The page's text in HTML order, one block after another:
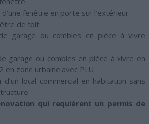
fenêtre en porte sur l’extérieur
de toit
de garage ou combles en pièce à vivre
garage ou combles en pièce à vivre en
en zone urbaine avec PLU
local commercial en habitation sans
qui requièrent un permis de